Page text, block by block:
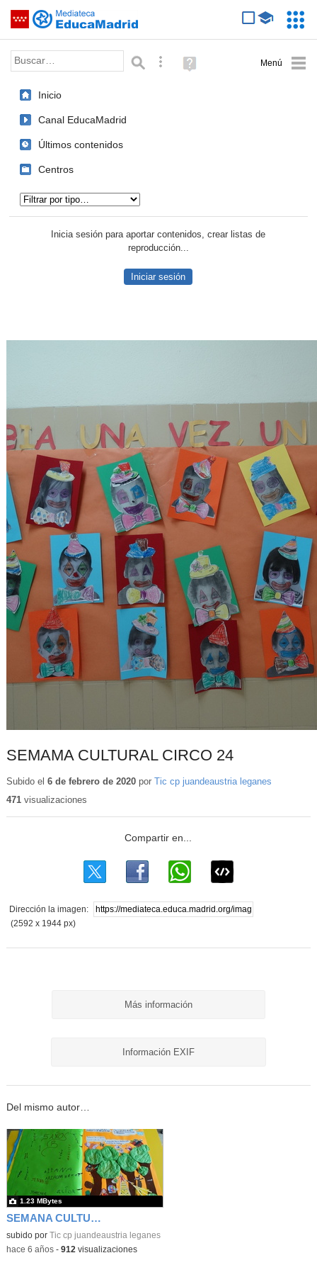
Saltar navegación
Palabra o frase: Búsqueda avanzada
Ayuda
(en
Inicio
Canal EducaMadrid
Últimos contenidos
Centros
Inicia sesión para aportar contenidos, crear listas de
reproducción...
Iniciar sesión
SEMAMA CULTURAL CIRCO 24
Subido el 6 de febrero de 2020por Tic cp juandeaustria leganes
471visualizaciones
Dirección la imagen:
(2592 x 1944 px)
Más información
Información EXIF
Del mismo autor…
SEMANA CULTURAL DE LOS CUENTOS 48
subido por Tic cp juandeaustria leganes
1.23 MBytes
-hace 6 años- 912 visualizaciones